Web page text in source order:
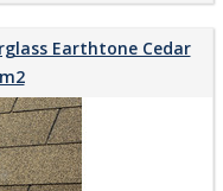
Earthtone Cedar